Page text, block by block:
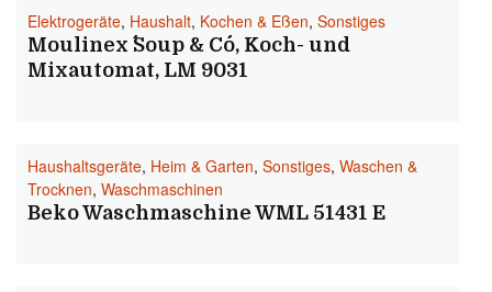
Elektrogeräte, Haushalt, Kochen & Eßen, Sonstiges
Moulinex ´´Soup & Co´´, Koch- und
Mixautomat, LM 9031
Haushaltsgeräte, Heim & Garten, Sonstiges, Waschen &
Trocknen, Waschmaschinen
Beko Waschmaschine WML 51431 E